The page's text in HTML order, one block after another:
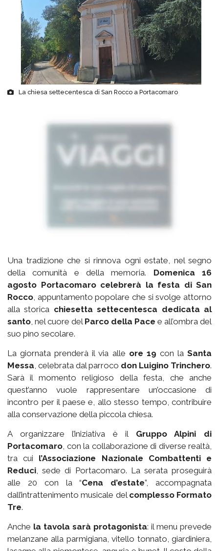
La chiesa settecentesca di San Rocco a Portacomaro
Una tradizione che si rinnova ogni estate, nel segno
della comunità e della memoria. Domenica 16
agosto Portacomaro celebrerà la festa di San
Rocco , appuntamento popolare che si svolge attorno
alla storica chiesetta settecentesca dedicata al
santo , nel cuore del Parco della Pace e all’ombra del
suo pino secolare.
La giornata prenderà il via alle ore 19 con laSanta
Messa , celebrata dal parroco don Luigino Trinchero.
Sarà il momento religioso della festa, che anche
quest’anno vuole rappresentare un’occasione di
incontro per il paese e, allo stesso tempo, contribuire
alla conservazione della piccola chiesa.
A organizzare l’iniziativa è il Gruppo Alpini di
Portacomaro , con la collaborazione di diverse realtà,
tra cui l’Associazione Nazionale Combattenti e
Reduci , sede di Portacomaro. La serata proseguirà
alle 20 con la “Cena d’estate”, accompagnata
dall’intrattenimento musicale del complesso Formato
Tre.
Anche la tavola sarà protagonista: il menu prevede
melanzane alla parmigiana, vitello tonnato, giardiniera,